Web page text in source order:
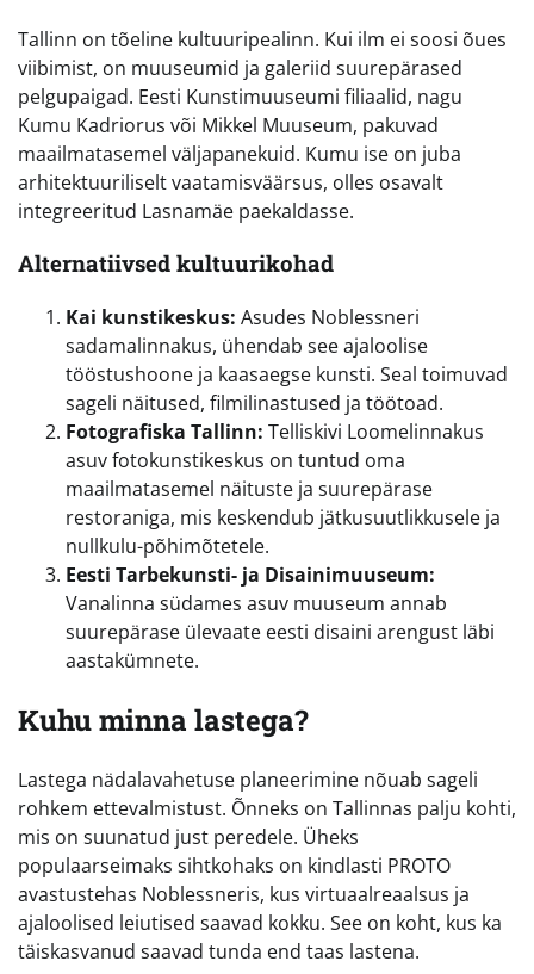
Tallinn on tõeline kultuuripealinn. Kui ilm ei soosi õues
viibimist, on muuseumid ja galeriid suurepärased
pelgupaigad. Eesti Kunstimuuseumi filiaalid, nagu
Kumu Kadriorus või Mikkel Muuseum, pakuvad
maailmatasemel väljapanekuid. Kumu ise on juba
arhitektuuriliselt vaatamisväärsus, olles osavalt
integreeritud Lasnamäe paekaldasse.
Alternatiivsed kultuurikohad
Kai kunstikeskus: Asudes Noblessneri
sadamalinnakus, ühendab see ajaloolise
tööstushoone ja kaasaegse kunsti. Seal toimuvad
sageli näitused, filmilinastused ja töötoad.
Fotografiska Tallinn: Telliskivi Loomelinnakus
asuv fotokunstikeskus on tuntud oma
maailmatasemel näituste ja suurepärase
restoraniga, mis keskendub jätkusuutlikkusele ja
nullkulu-põhimõtetele.
Eesti Tarbekunsti- ja Disainimuuseum:
Vanalinna südames asuv muuseum annab
suurepärase ülevaate eesti disaini arengust läbi
aastakümnete.
Kuhu minna lastega?
Lastega nädalavahetuse planeerimine nõuab sageli
rohkem ettevalmistust. Õnneks on Tallinnas palju kohti,
mis on suunatud just peredele. Üheks
populaarseimaks sihtkohaks on kindlasti PROTO
avastustehas Noblessneris, kus virtuaalreaalsus ja
ajaloolised leiutised saavad kokku. See on koht, kus ka
täiskasvanud saavad tunda end taas lastena.